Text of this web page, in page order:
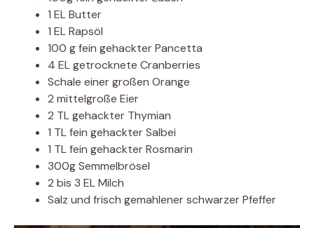
1 EL Butter
1 EL Rapsöl
100 g fein gehackter Pancetta
4 EL getrocknete Cranberries
Schale einer großen Orange
2 mittelgroße Eier
2 TL gehackter Thymian
1 TL fein gehackter Salbei
1 TL fein gehackter Rosmarin
300g Semmelbrösel
2 bis 3 EL Milch
Salz und frisch gemahlener schwarzer Pfeffer